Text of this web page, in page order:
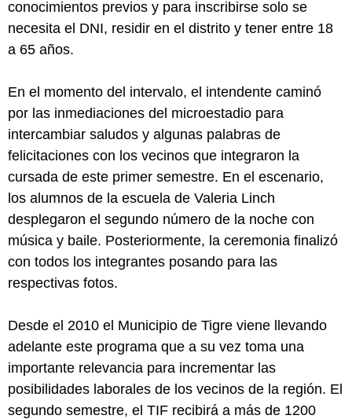
conocimientos previos y para inscribirse solo se
necesita el DNI, residir en el distrito y tener entre 18
a 65 años.
En el momento del intervalo, el intendente caminó
por las inmediaciones del microestadio para
intercambiar saludos y algunas palabras de
felicitaciones con los vecinos que integraron la
cursada de este primer semestre. En el escenario,
los alumnos de la escuela de Valeria Linch
desplegaron el segundo número de la noche con
música y baile. Posteriormente, la ceremonia finalizó
con todos los integrantes posando para las
respectivas fotos.
Desde el 2010 el Municipio de Tigre viene llevando
adelante este programa que a su vez toma una
importante relevancia para incrementar las
posibilidades laborales de los vecinos de la región. El
segundo semestre, el TIF recibirá a más de 1200